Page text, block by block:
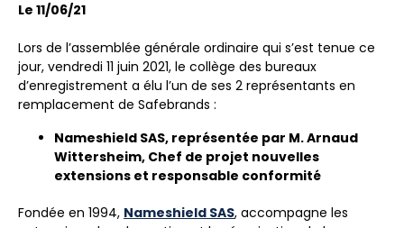
Le 11/06/21
Lors de l’assemblée générale ordinaire qui s’est tenue ce
jour, vendredi 11 juin 2021, le collège des bureaux
d’enregistrement a élu l’un de ses 2 représentants en
remplacement de Safebrands :
Nameshield SAS, représentée par M. Arnaud
Wittersheim, Chef de projet nouvelles
extensions et responsable conformité
Fondée en 1994, Nameshield SAS, accompagne les